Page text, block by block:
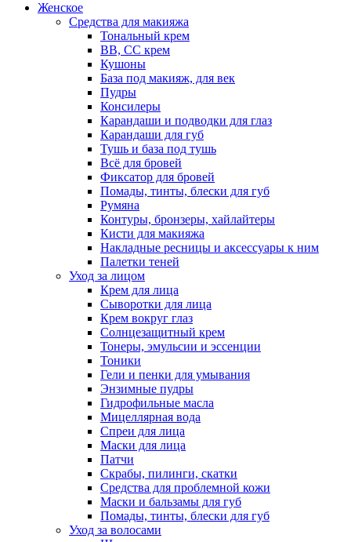
Женское
Средства для макияжа
Тональный крем
BB, CC крем
Кушоны
База под макияж, для век
Пудры
Консилеры
Карандаши и подводки для глаз
Карандаши для губ
Тушь и база под тушь
Всё для бровей
Фиксатор для бровей
Помады, тинты, блески для губ
Румяна
Контуры, бронзеры, хайлайтеры
Кисти для макияжа
Накладные ресницы и аксессуары к ним
Палетки теней
Уход за лицом
Крем для лица
Сыворотки для лица
Крем вокруг глаз
Солнцезащитный крем
Тонеры, эмульсии и эссенции
Тоники
Гели и пенки для умывания
Энзимные пудры
Гидрофильные масла
Мицеллярная вода
Спреи для лица
Маски для лица
Патчи
Скрабы, пилинги, скатки
Средства для проблемной кожи
Маски и бальзамы для губ
Помады, тинты, блески для губ
Уход за волосами